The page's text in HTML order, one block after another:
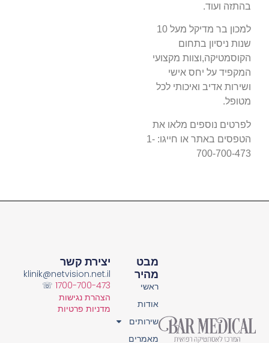
בהתזה ועוד.
למכון בר מדיקל מעל 10
שנות ניסיון בתחום
הקוסמטיקה,וצוות מקצועי
המקפיד על יחס אישי
ושירות אדיב ואיכותי לכל
מטופל.
לפרטים נוספים מלאו את
הטפסים באתר או חייגו: 1-
700-700-473
מבט
מהיר
ראשי
אודות
שירותים
מאמרים
יצירת קשר
klinik@netvision.net.il
☏ 1700-700-473
הצהרת נגישות
מדניות פרטיות